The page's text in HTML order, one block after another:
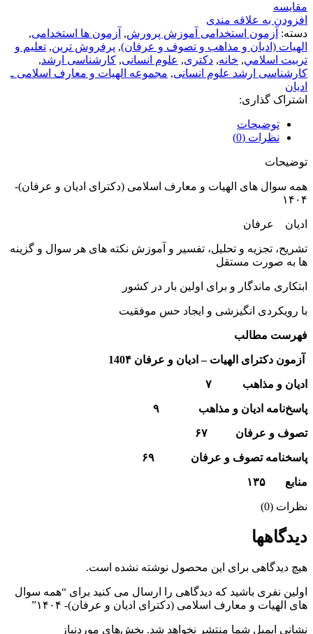
مقايسه
افزودن به علاقه مندی
دسته: آزمون استخدامی آموزش پرورش, آزمون ها استخدامی,
الهیات (ادیان و مذاهب و تصوف و عرفان), پرفروش ترین, تعليم و
تربيت اسلامي, خانه, دکتری, علوم انسانی, کارشناسی ارشد,
کارشناسی ارشد علوم انسانی, مجموعه الهیات و معارف اسلامی ـ
ادیان
اشتراک گذاری:
توضیحات
نظرات (0)
توضیحات
همه سوال های الهیات و معارف اسلامی (دکترای ادیان و عرفان)-
۱۴۰۴
ادیان عرفان
تشریح، تجزیه و تحلیل، تفسیر و آموزش نکته های هر سوال و گزینه
ها به صورت مستقل
ابتکاری ماندگار و برای اولین بار در کشور
با رویکردی انگیزشی و ایجاد حس موفقیت
فهرست مطالب
آزمون دکترای الهیات – ادیان و عرفان 140۴
ادیان و مذاهب
پاسخ‌نامه ادیان و مذاهب
تصوف و عرفان ۶۷
پاسخ‏نامه تصوف و عرفان ۶۹
منابع ۱۳۵
نظرات (0)
دیدگاهها
هیچ دیدگاهی برای این محصول نوشته نشده است.
اولین نفری باشید که دیدگاهی را ارسال می کنید برای “همه سوال
های الهیات و معارف اسلامی (دکترای ادیان و عرفان)- ۱۴۰۴”
نشانی ایمیل شما منتشر نخواهد شد. بخش‌های موردنیاز